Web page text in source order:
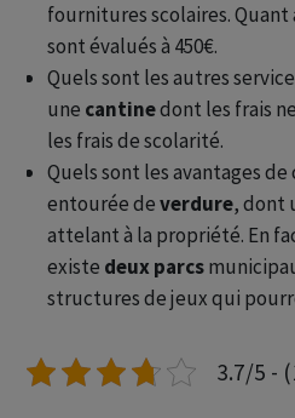
fournitures scolaires.
sont évalués à 450€.
Quels sont les autres
une cantinedont les frais
les frais de scolarité.
Quels sont les avantages
entourée deverdure, dont
attelant à la propriété. En
existe deux parcs
structures de jeux qui
3.7/5 -